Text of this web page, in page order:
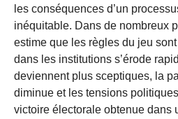
les conséquences d’un
inéquitable. Dans de nombreux
estime que les règles du jeu
dans les institutions s’érode
deviennent plus sceptiques, la
diminue et les tensions
victoire électorale obtenue dans